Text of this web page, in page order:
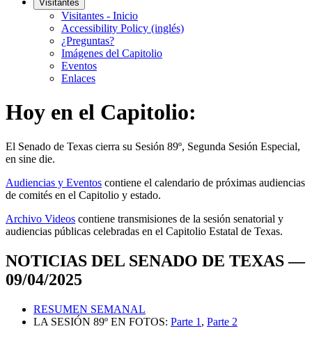
Visitantes
Visitantes - Inicio
Accessibility Policy (inglés)
¿Preguntas?
Imágenes del Capitolio
Eventos
Enlaces
Hoy en el Capitolio:
El Senado de Texas cierra su Sesión 89º, Segunda Sesión Especial,
en sine die.
Audiencias y Eventos contiene el calendario de próximas audiencias
de comités en el Capitolio y estado.
Archivo Videos contiene transmisiones de la sesión senatorial y
audiencias públicas celebradas en el Capitolio Estatal de Texas.
NOTICIAS DEL SENADO DE TEXAS —
09/04/2025
RESUMEN SEMANAL
LA SESIÓN 89º EN FOTOS: Parte 1 , Parte 2